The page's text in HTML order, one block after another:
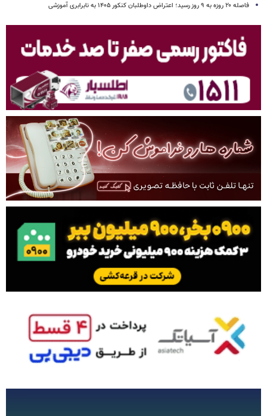
فاصله ۲۰ روزه به ۹ روز رسید؛ اعتراض داوطلبان کنکور ۱۴۰۵ به نابرابری آموزشی